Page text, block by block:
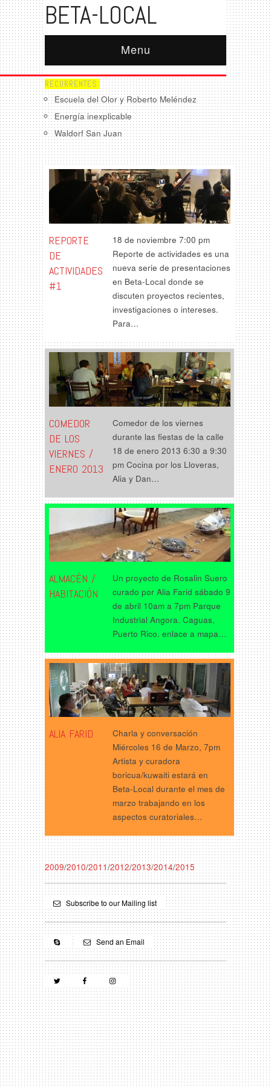
BETA-LOCAL
Menu
RECURRENTES:
Escuela del Olor y Roberto Meléndez
Energía inexplicable
Waldorf San Juan
REPORTE
DE
ACTIVIDADES
#1
18 de noviembre 7:00 pm
Reporte de actividades es una
nueva serie de presentaciones
en Beta-Local donde se
discuten proyectos recientes,
investigaciones o intereses.
Para…
COMEDOR
DE LOS
VIERNES /
ENERO 2013
Comedor de los viernes
durante las fiestas de la calle
18 de enero 2013 6:30 a 9:30
pm Cocina por los Lloveras,
Alia y Dan…
ALMACÉN /
HABITACIÓN
Un proyecto de Rosalin Suero
curado por Alia Farid sábado 9
de abril 10am a 7pm Parque
Industrial Angora. Caguas,
Puerto Rico. enlace a mapa…
ALIA FARID
Charla y conversación
Miércoles 16 de Marzo, 7pm
Artista y curadora
boricua/kuwaiti estará en
Beta-Local durante el mes de
marzo trabajando en los
aspectos curatoriales…
2009/2010/2011/2012/2013/2014/2015
Subscribe to our Mailing list
Send an Email